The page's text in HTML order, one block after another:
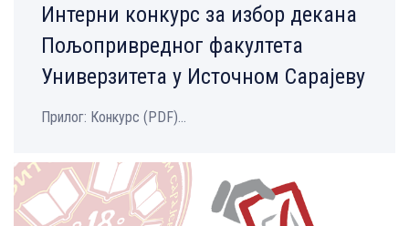
Интерни конкурс за избор декана
Пољопривредног факултета
Универзитета у Источном Сарајеву
Прилог: Конкурс (PDF)...